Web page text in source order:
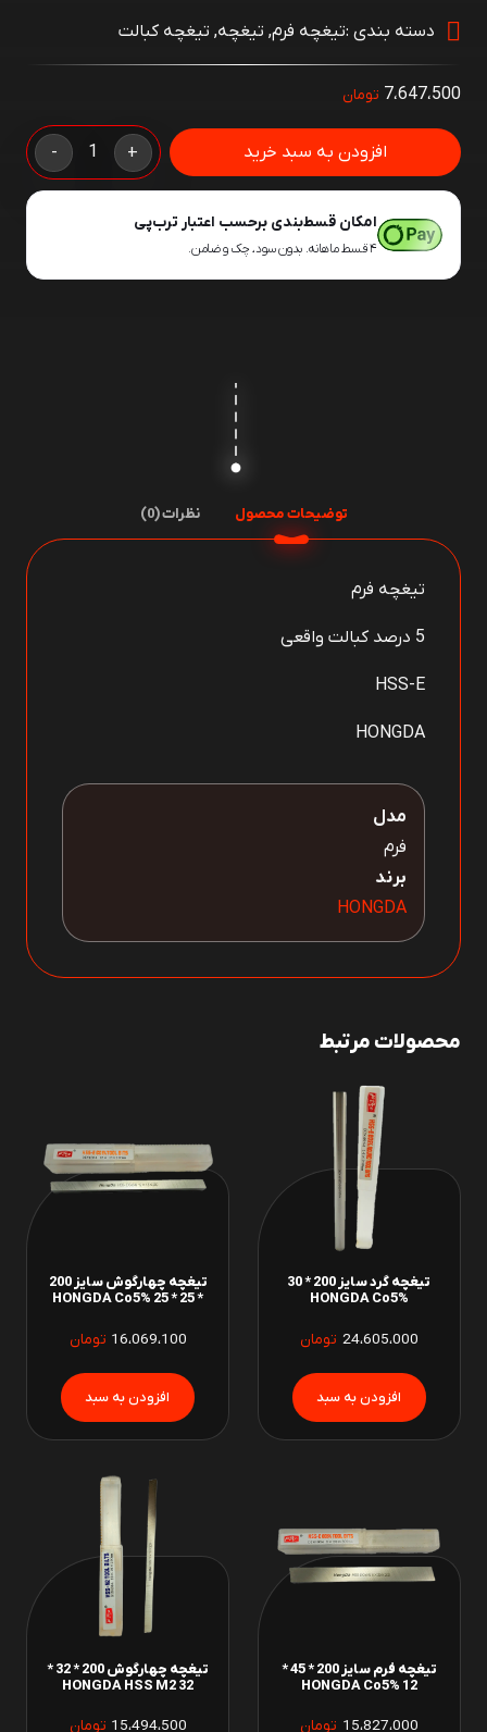
دسته بندی :تیغچه فرم, تیغچه, تیغچه کبالت
تیغچه
فرم
200
+
- افزودن به سبد خرید
امکان قسط‌بندی برحسب اعتبار ترب‌پی
۴ قسط ماهانه. بدون سود، چک و ضامن.
7،647،500 تومان
توضیحات محصول نظرات (0)
تیغچه فرم
5 درصد کبالت واقعی
HSS-E
HONGDA
مدل
فرم
برند
HONGDA
محصولات مرتبط
تیغچه گرد سایز 200 * 30
HONGDA Co5%
24،605،000 تومان
تیغچه چهارگوش سایز 200
* 25 * 25 HONGDA Co5%
16،069،100 تومان
تیغچه فرم سایز 200 * 45 *
12 HONGDA Co5%
15،827،000 تومان
تیغچه چهارگوش 200 * 32 *
32 HONGDA HSS M2
15،494،500 تومان